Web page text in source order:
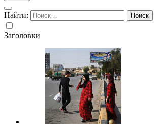
Найти:
Заголовки